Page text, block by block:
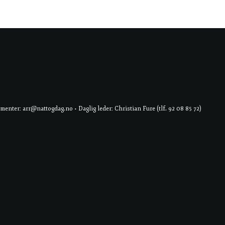
arr@nattogdag.no • Daglig leder: Christian Fure (tlf. 92 08 85 72)